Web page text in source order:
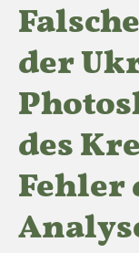
der
des
Fehler